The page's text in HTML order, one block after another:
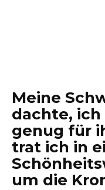
Meine
dachte,
genug für
trat ich in
um die